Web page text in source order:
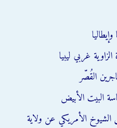
غربي ليبيا
القُصّر
البيت الأبيض
الشيوخ الأمريكي عن ولاية